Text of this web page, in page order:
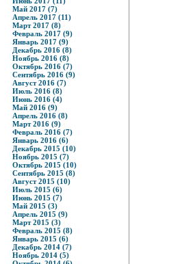
Май 2017 (7)
Апрель 2017 (11)
Март 2017 (8)
Февраль 2017 (9)
Январь 2017 (9)
Декабрь 2016 (8)
Ноябрь 2016 (8)
Октябрь 2016 (7)
Сентябрь 2016 (9)
Август 2016 (7)
Июль 2016 (8)
Июнь 2016 (4)
Май 2016 (9)
Апрель 2016 (8)
Март 2016 (9)
Февраль 2016 (7)
Январь 2016 (6)
Декабрь 2015 (10)
Ноябрь 2015 (7)
Октябрь 2015 (10)
Сентябрь 2015 (8)
Август 2015 (10)
Июль 2015 (6)
Июнь 2015 (7)
Май 2015 (3)
Апрель 2015 (9)
Март 2015 (3)
Февраль 2015 (8)
Январь 2015 (6)
Декабрь 2014 (7)
Ноябрь 2014 (5)